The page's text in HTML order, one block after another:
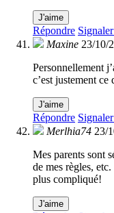
J'aime
Répondre
Maxine 23/10/
Personnellement
c’est justement
J'aime
Répondre
Merlhia74 23/
Mes parents sont
de mes règles,
plus compliqué!
J'aime